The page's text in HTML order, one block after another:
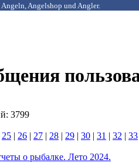
Angelshop und Angler.
3799
25 | 26 | 27 | 28 | 29 | 30 | 31 | 32 | 33
о рыбалке. Лето 2024.